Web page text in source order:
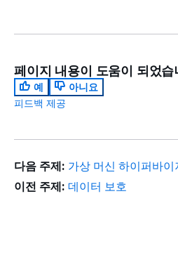
페이지 내용이 도움이 되었습
예
아니요
피드백 제공
다음 주제: 가상 머신 하이퍼바
이전 주제: 데이터 보호